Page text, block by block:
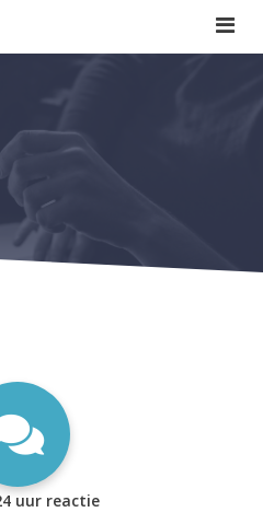
reviews
jou in de buurt?
Offerte
beginners +
+
uur reactie